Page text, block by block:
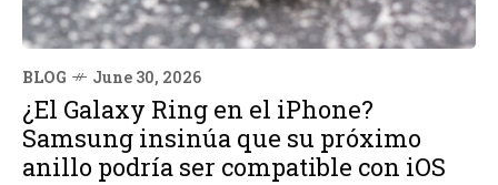
BLOG June 30, 2026
¿El Galaxy Ring en el iPhone?
Samsung insinúa que su próximo
anillo podría ser compatible con iOS